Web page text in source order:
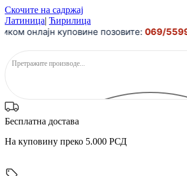
Скочите на садржај
Латиница| Ћирилица
куповине позовите:069/5599-
Бесплатна достава
На куповину преко 5.000 РСД